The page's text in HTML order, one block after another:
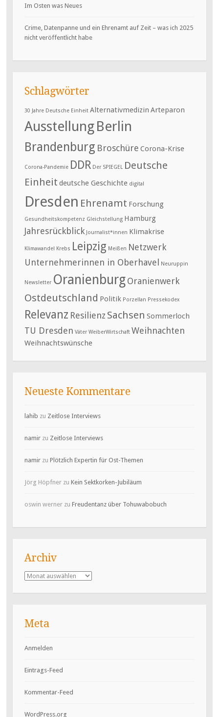
Im Osten was Neues
Crime, Datenpanne und ein Ehrenamt auf Zeit – was ich 2025
nicht veröffentlicht habe
Schlagwörter
30 Jahre Deutsche Einheit Alternativmedizin Arteparon
AusstellungBerlin
Brandenburg Broschüre Corona-Krise
Corona-Pandemie DDR Der SPIEGEL Deutsche
Einheit deutsche Geschichte digital
Dresden Ehrenamt Forschung
Gesundheitskompetenz Gleichstellung Hamburg
Jahresrückblick Journalist*innen Klimakrise
Klimawandel Krebs Leipzig Meißen Netzwerk
Unternehmerinnen in Oberhavel
Neuruppin
Newsletter OranienburgOranienwerk
Ostdeutschland Politik Porzellan Pressekodex
Relevanz Resilienz Sachsen Sommerloch
TU Dresden Väter WeiberWirtschaft Weihnachten
Weihnachtswünsche
Neueste Kommentare
lahib zu Zeitlose Interviews
namirzu Zeitlose Interviews
namirzu Plötzlich Expertin für Ost-Themen
Jörg Höpfnerzu Kein Sektkorken-Jubiläum
oswin wernerzu Freudentanz über Tohuwabobuch
Archiv
Archiv
Meta
Anmelden
Eintrags-Feed
Kommentar-Feed
WordPress.org